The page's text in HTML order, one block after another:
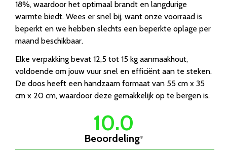
18%, waardoor het optimaal brandt en langdurige
warmte biedt. Wees er snel bij, want onze voorraad is
beperkt en we hebben slechts een beperkte oplage per
maand beschikbaar.
Elke verpakking bevat 12,5 tot 15 kg aanmaakhout,
voldoende om jouw vuur snel en efficiënt aan te steken.
De doos heeft een handzaam formaat van 55 cm x 35
cm x 20 cm, waardoor deze gemakkelijk op te bergen is.
10.0
Beoordeling*